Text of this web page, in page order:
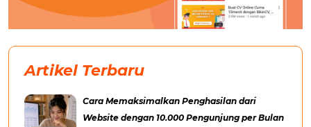
Artikel Terbaru
Cara Memaksimalkan Penghasilan dari
Website dengan 10.000 Pengunjung per Bulan